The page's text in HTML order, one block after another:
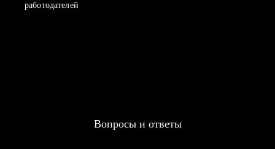
работодателей
Вопросы и ответы